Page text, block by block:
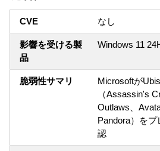
CVE なし
影響を受ける製
品
Windows 11
脆弱性サマリ
Microsoftが
（Assassin's
Outlaws、
Pandora）を
認